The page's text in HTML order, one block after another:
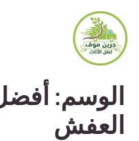
الوسم:
العفش